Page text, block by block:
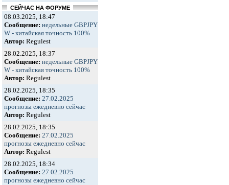
СЕЙЧАС НА ФОРУМЕ
08.03.2025, 18:47
Сообщение: недельные GBPJPY
W - китайская точность 100%
Автор: Regulest
28.02.2025, 18:37
Сообщение: недельные GBPJPY
W - китайская точность 100%
Автор: Regulest
28.02.2025, 18:35
Сообщение: 27.02.2025
прогнозы ежедневно сейчас
Автор: Regulest
28.02.2025, 18:35
Сообщение: 27.02.2025
прогнозы ежедневно сейчас
Автор: Regulest
28.02.2025, 18:34
Сообщение: 27.02.2025
прогнозы ежедневно сейчас